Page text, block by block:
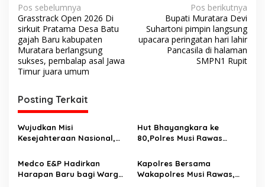
N
a
v
i
g
a
s
i
p
o
s
Pos sebelumnya
Grasstrack Open 2026 Di
sirkuit Pratama Desa Batu
gajah Baru kabupaten
Muratara berlangsung
sukses, pembalap asal Jawa
Timur juara umum
Pos berikutnya
Bupati Muratara Devi
Suhartoni pimpin langsung
upacara peringatan hari lahir
Pancasila di halaman
SMPN1 Rupit
Posting Terkait
Wujudkan Misi
Kesejahteraan Nasional,
Rumah hingga
Pembangunan MCK
Hut Bhayangkara ke
80,Polres Musi Rawas
Musi Rawas Utara Bakti
sosial bedah Rumah dan
berikan sembako kepada
Medco E&P Hadirkan
Harapan Baru bagi Warga
Kapolres Bersama
Wakapolres Musi Rawas,